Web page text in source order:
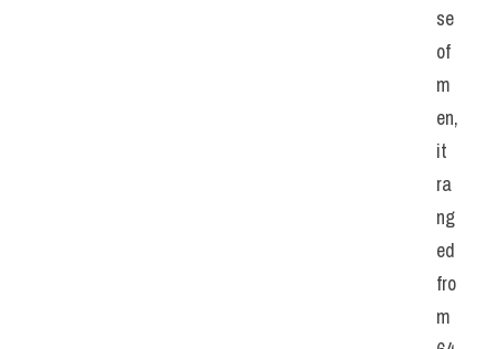
se
of
m
en,
it
ra
ng
ed
fro
m